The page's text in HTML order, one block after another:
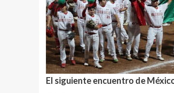
El siguiente encuentro de